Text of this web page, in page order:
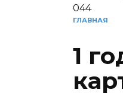
ГЛАВНАЯ
1
044